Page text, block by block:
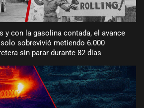
y con la gasolina contada, el avance
sobrevivió metiendo 6.000
sin parar durante 82 días